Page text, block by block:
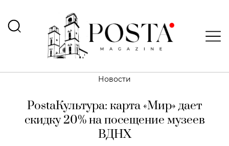
Новости
PostaКультура: карта «Мир» дает
скидку 20% на посещение музеев
ВДНХ